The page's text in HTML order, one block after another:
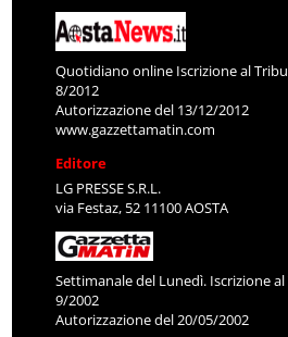
Quotidiano online Iscrizione al
8/2012
Autorizzazione del 13/12/2012
www.gazzettamatin.com
Editore
LG PRESSE S.R.L.
via Festaz, 52 11100 AOSTA
Settimanale del Lunedì. Iscrizione
9/2002
Autorizzazione del 20/05/2002